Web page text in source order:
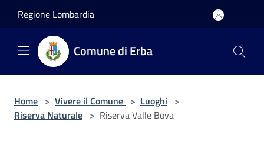
Regione Lombardia
Comune di Erba
Home > Vivere il Comune > Luoghi >
Riserva Naturale > Riserva Valle Bova